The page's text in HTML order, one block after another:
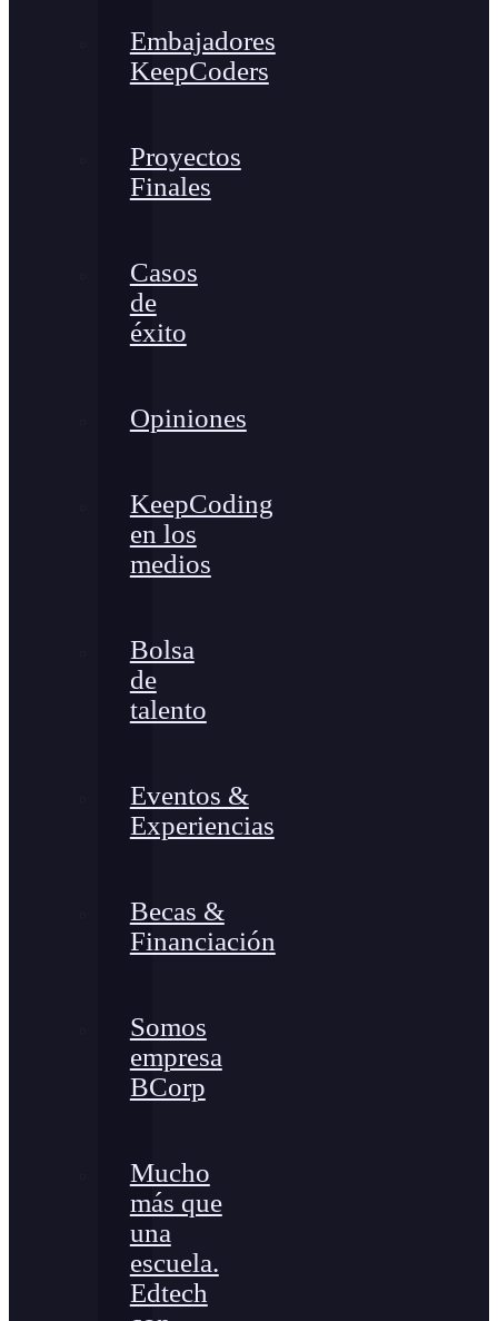
Embajadores
KeepCoders
Proyectos
Finales
Casos
de
éxito
Opiniones
KeepCoding
en los
medios
Bolsa
de
talento
Eventos &
Experiencias
Becas &
Financiación
Somos
empresa
BCorp
Mucho
más que
una
escuela.
Edtech